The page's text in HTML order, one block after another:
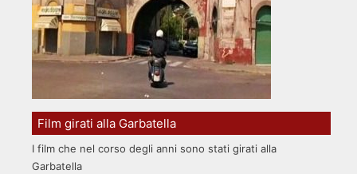
Film girati alla Garbatella
I film che nel corso degli anni sono stati girati alla
Garbatella